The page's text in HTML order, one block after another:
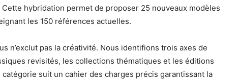
hybridation permet de proposer 25 nouveaux modèles
les 150 références actuelles.
n’exclut pas la créativité. Nous identifions trois axes de
revisités, les collections thématiques et les éditions
suit un cahier des charges précis garantissant la